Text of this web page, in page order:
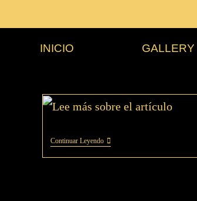
INICIO GALLERY
Continuar Leyendo